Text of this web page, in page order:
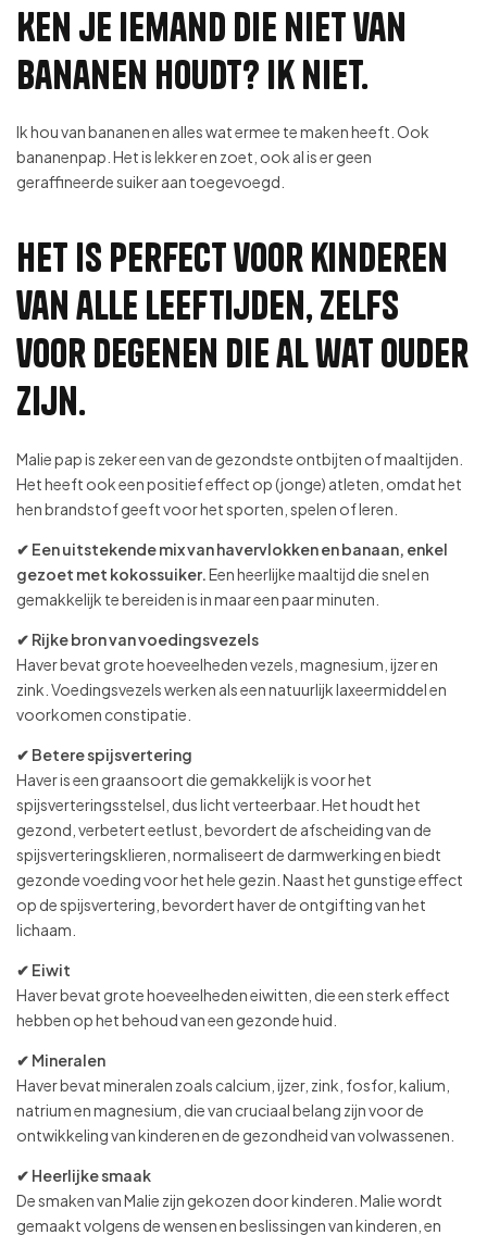
Ken je iemand die niet van
bananen houdt? Ik niet.
Ik hou van bananen en alles wat ermee te maken heeft. Ook
bananenpap. Het is lekker en zoet, ook al is er geen
geraffineerde suiker aan toegevoegd.
Het is perfect voor kinderen
van alle leeftijden, zelfs
voor degenen die al wat ouder
zijn.
Malie pap is zeker een van de gezondste ontbijten of maaltijden.
Het heeft ook een positief effect op (jonge) atleten, omdat het
hen brandstof geeft voor het sporten, spelen of leren.
✔ Een uitstekende mix van havervlokken en banaan, enkel
gezoet met kokossuiker.Een heerlijke maaltijd die snel en
gemakkelijk te bereiden is in maar een paar minuten.
✔ Rijke bron van voedingsvezels
Haver bevat grote hoeveelheden vezels, magnesium, ijzer en
zink. Voedingsvezels werken als een natuurlijk laxeermiddel en
voorkomen constipatie.
✔ Betere spijsvertering
Haver is een graansoort die gemakkelijk is voor het
spijsverteringsstelsel, dus licht verteerbaar. Het houdt het
gezond, verbetert eetlust, bevordert de afscheiding van de
spijsverteringsklieren, normaliseert de darmwerking en biedt
gezonde voeding voor het hele gezin. Naast het gunstige effect
op de spijsvertering, bevordert haver de ontgifting van het
lichaam.
✔ Eiwit
Haver bevat grote hoeveelheden eiwitten, die een sterk effect
hebben op het behoud van een gezonde huid.
✔ Mineralen
Haver bevat mineralen zoals calcium, ijzer, zink, fosfor, kalium,
natrium en magnesium, die van cruciaal belang zijn voor de
ontwikkeling van kinderen en de gezondheid van volwassenen.
✔ Heerlijke smaak
De smaken van Malie zijn gekozen door kinderen. Malie wordt
gemaakt volgens de wensen en beslissingen van kinderen, en